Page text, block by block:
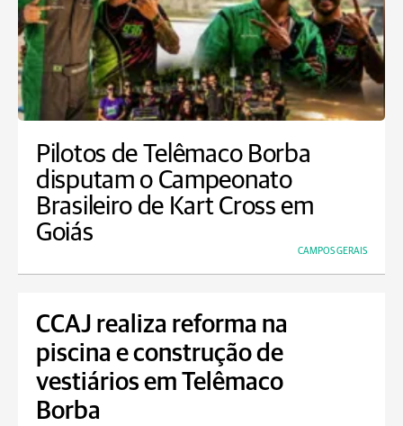
Pilotos de Telêmaco Borba
disputam o Campeonato
Brasileiro de Kart Cross em
Goiás
CAMPOS GERAIS
CCAJ realiza reforma na
piscina e construção de
vestiários em Telêmaco
Borba